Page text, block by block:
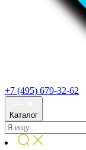
+7 (495) 679-32-62
Каталог